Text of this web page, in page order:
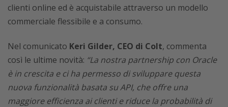
clienti online ed è acquistabile attraverso un modello
commerciale flessibile e a consumo.
Nel comunicato Keri Gilder, CEO di Colt, commenta
così le ultime novità: “La nostra partnership con Oracle
è in crescita e ci ha permesso di sviluppare questa
nuova funzionalità basata su API, che offre una
maggiore efficienza ai clienti e riduce la probabilità di